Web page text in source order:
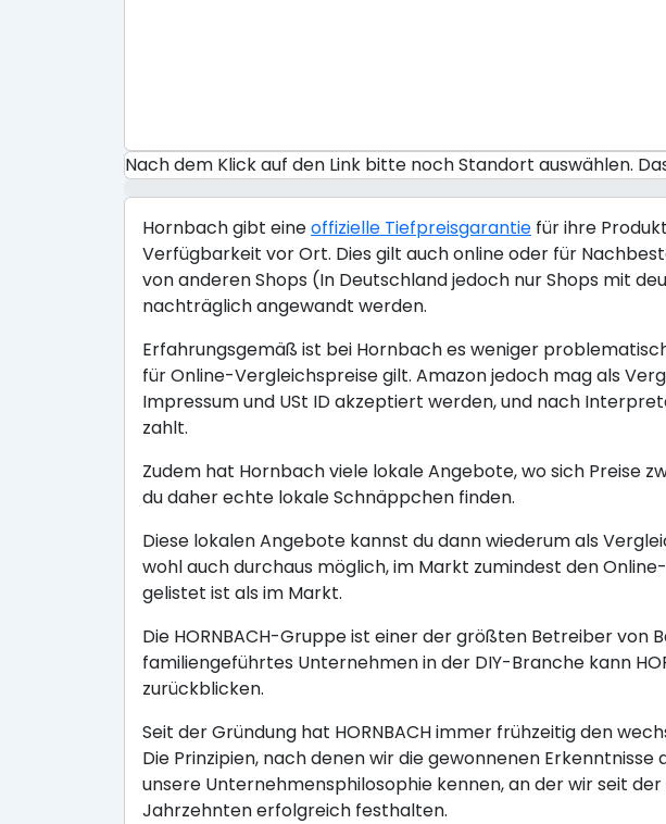
Nach dem Klick auf den Link bitte noch Standort auswählen.
Hornbach gibt eineoffizielle Tiefpreisgarantie für ihre
Verfügbarkeit vor Ort. Dies gilt auch online oder für
von anderen Shops (In Deutschland jedoch nur Shops mit
nachträglich angewandt werden.
Erfahrungsgemäß ist bei Hornbach es weniger
für Online-Vergleichspreise gilt. Amazon jedoch mag als
Impressum und USt ID akzeptiert werden, und nach
zahlt.
Zudem hat Hornbach viele lokale Angebote, wo sich Preise
du daher echte lokale Schnäppchen finden.
Diese lokalen Angebote kannst du dann wiederum als
wohl auch durchaus möglich, im Markt zumindest den
gelistet ist als im Markt.
Die HORNBACH-Gruppe ist einer der größten Betreiber
familiengeführtes Unternehmen in der DIY-Branche kann
zurückblicken.
Seit der Gründung hat HORNBACH immer frühzeitig den
Die Prinzipien, nach denen wir die gewonnenen
unsere Unternehmensphilosophie kennen, an der wir seit
Jahrzehnten erfolgreich festhalten.